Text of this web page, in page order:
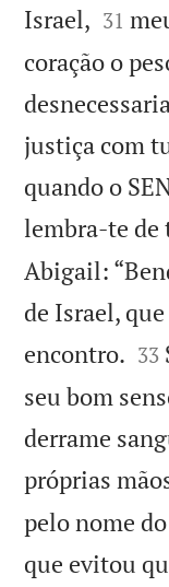
Israel, 

31
coração o
justiça com
quando o
lembra-te de
Abigail:
de Israel,
encontro. 

33
seu bom
derrame
próprias
pelo nome
que evitou